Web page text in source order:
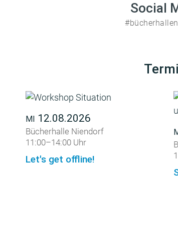
Social
MI 12.08.2026
Bücherhalle Niendorf
11:00–14:00 Uhr
Let's get offline!